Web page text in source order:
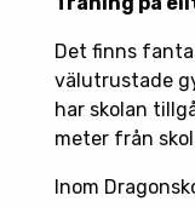
Det finns
välutrustade
har skolan
meter från
Inom